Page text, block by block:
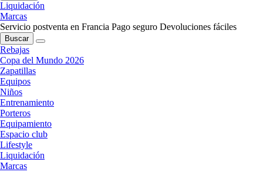
Liquidación
Marcas
Servicio postventa en Francia Pago seguro Devoluciones fáciles
Buscar
Rebajas
Copa del Mundo 2026
Zapatillas
Equipos
Niños
Entrenamiento
Porteros
Equipamiento
Espacio club
Lifestyle
Liquidación
Marcas